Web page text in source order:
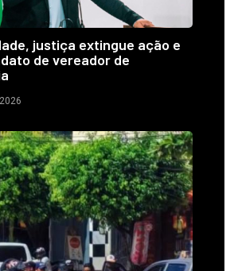
justiça extingue ação e
de vereador de